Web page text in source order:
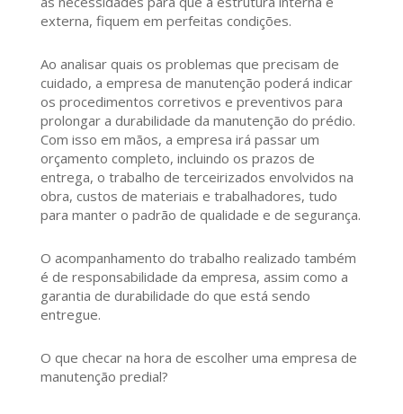
externa, fiquem em perfeitas condições.
Ao analisar quais os problemas que precisam de
cuidado, a empresa de manutenção poderá indicar
os procedimentos corretivos e preventivos para
prolongar a durabilidade da manutenção do prédio.
Com isso em mãos, a empresa irá passar um
orçamento completo, incluindo os prazos de
entrega, o trabalho de terceirizados envolvidos na
obra, custos de materiais e trabalhadores, tudo
para manter o padrão de qualidade e de segurança.
O acompanhamento do trabalho realizado também
é de responsabilidade da empresa, assim como a
garantia de durabilidade do que está sendo
entregue.
O que checar na hora de escolher uma empresa de
manutenção predial?